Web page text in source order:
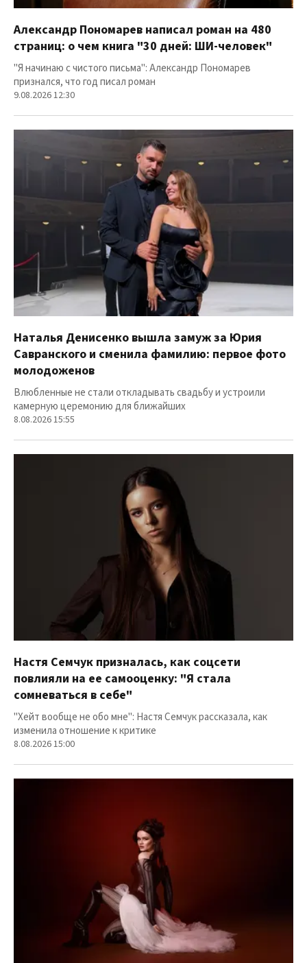
Александр Пономарев написал роман на 480
страниц: о чем книга "30 дней: ШИ-человек"
"Я начинаю с чистого письма": Александр Пономарев
признался, что год писал роман
9.08.2026 12:30
Наталья Денисенко вышла замуж за Юрия
Савранского и сменила фамилию: первое фото
молодоженов
Влюбленные не стали откладывать свадьбу и устроили
камерную церемонию для ближайших
8.08.2026 15:55
Настя Семчук призналась, как соцсети
повлияли на ее самооценку: "Я стала
сомневаться в себе"
"Хейт вообще не обо мне": Настя Семчук рассказала, как
изменила отношение к критике
8.08.2026 15:00